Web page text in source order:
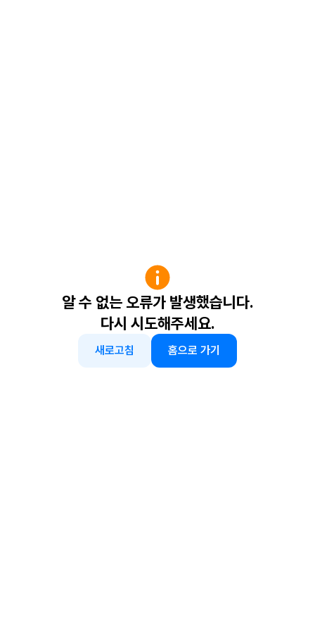
알 수 없는 오류가 발생했습니다.
다시 시도해주세요.
새로고침 홈으로 가기